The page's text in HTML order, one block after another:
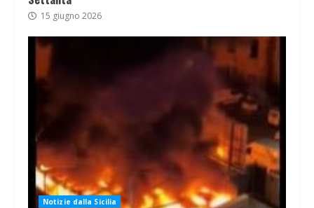
15 giugno 2026
Notizie dalla Sicilia